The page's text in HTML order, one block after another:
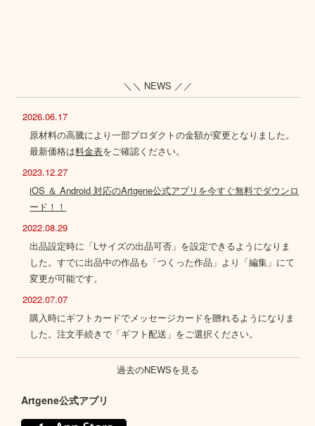
＼＼ NEWS ／／
2026.06.17
原材料の高騰により一部プロダクトの金額が変更となりました。
最新価格は料金表をご確認ください。
2023.12.27
iOS ＆ Android 対応のArtgene公式アプリを今すぐ無料でダウンロ
ード！！
2022.08.29
出品設定時に「Lサイズの出品可否」を設定できるようになりま
した。すでに出品中の作品も「つくった作品」より「編集」にて
変更が可能です。
2022.07.07
購入時にギフトカードでメッセージカードを贈れるようになりま
した。注文手続きで「ギフト配送」をご選択ください。
過去のNEWSを見る
Artgene公式アプリ